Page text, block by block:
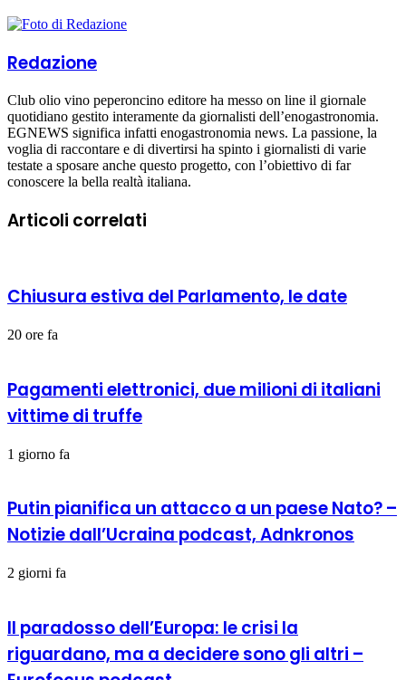
Redazione
Club olio vino peperoncino editore ha messo on line il giornale
quotidiano gestito interamente da giornalisti dell’enogastronomia.
EGNEWS significa infatti enogastronomia news. La passione, la
voglia di raccontare e di divertirsi ha spinto i giornalisti di varie
testate a sposare anche questo progetto, con l’obiettivo di far
conoscere la bella realtà italiana.
Articoli correlati
Chiusura estiva del Parlamento, le date
20 ore fa
Pagamenti elettronici, due milioni di italiani
vittime di truffe
1 giorno fa
Putin pianifica un attacco a un paese Nato? –
Notizie dall’Ucraina podcast, Adnkronos
2 giorni fa
Il paradosso dell’Europa: le crisi la
riguardano, ma a decidere sono gli altri –